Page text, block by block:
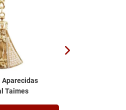
Aparecidas
Taimes